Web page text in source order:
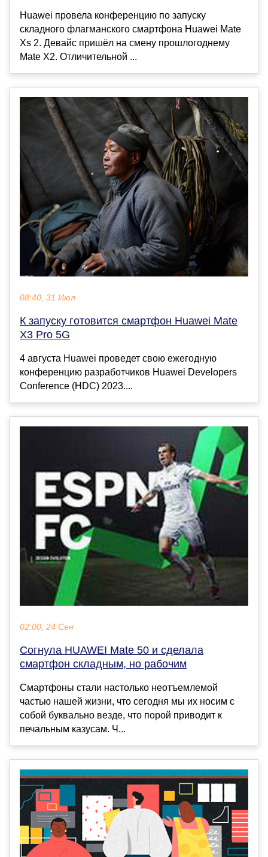
Huawei провела конференцию по запуску
складного флагманского смартфона Huawei Mate
Xs 2. Девайс пришёл на смену прошлогоднему
Mate X2. Отличительной ...
08:40, 31 Июл
К запуску готовится смартфон Huawei Mate
X3 Pro 5G
4 августа Huawei проведет свою ежегодную
конференцию разработчиков Huawei Developers
Conference (HDC) 2023....
02:00, 24 Сен
Согнула HUAWEI Mate 50 и сделала
смартфон складным, но рабочим
Смартфоны стали настолько неотъемлемой
частью нашей жизни, что сегодня мы их носим с
собой буквально везде, что порой приводит к
печальным казусам. Ч...